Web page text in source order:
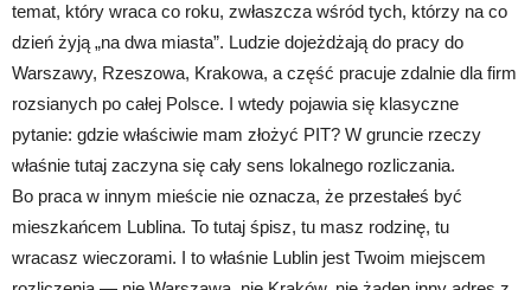
temat, który wraca co roku, zwłaszcza wśród tych, którzy na co
dzień żyją „na dwa miasta”. Ludzie dojeżdżają do pracy do
Warszawy, Rzeszowa, Krakowa, a część pracuje zdalnie dla firm
rozsianych po całej Polsce. I wtedy pojawia się klasyczne
pytanie: gdzie właściwie mam złożyć PIT? W gruncie rzeczy
właśnie tutaj zaczyna się cały sens lokalnego rozliczania.
Bo praca w innym mieście nie oznacza, że przestałeś być
mieszkańcem Lublina. To tutaj śpisz, tu masz rodzinę, tu
wracasz wieczorami. I to właśnie Lublin jest Twoim miejscem